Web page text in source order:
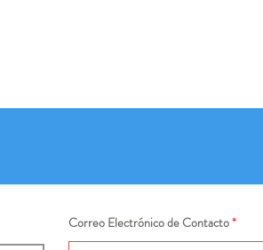
Correo Electrónico de Contacto